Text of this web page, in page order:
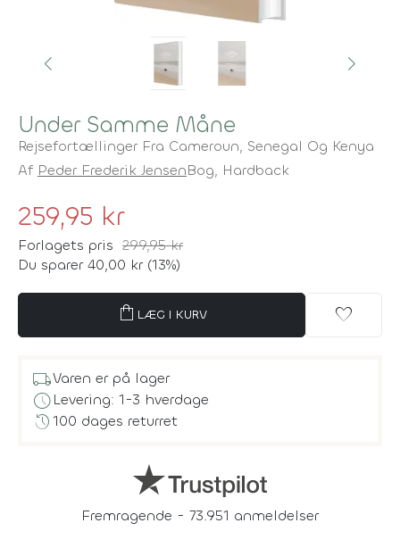
Under Samme Måne
Rejsefortællinger Fra Cameroun, Senegal Og Kenya
Af Peder Frederik JensenBog, Hardback
259,95 kr
Forlagets pris 299,95 kr
Du sparer 40,00 kr (13%)
shopping_bag LÆG I KURV favorite
local_shippingVaren er på lager
scheduleLevering: 1-3 hverdage
history100 dages returret
Fremragende - 73.951 anmeldelser